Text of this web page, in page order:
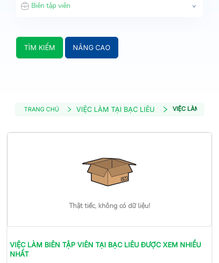
Biên tập viên
TÌM KIẾM NÂNG CAO
TRANG CHỦ VIỆC LÀM TẠI BẠC LIÊU VIỆC LÀM BIÊN
Thật tiếc, không có dữ liệu!
VIỆC LÀM BIÊN TẬP VIÊN TẠI BẠC LIÊU ĐƯỢC XEM NHIỀU
NHẤT